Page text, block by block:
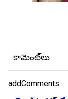
కామెంట్‌లు
addComments